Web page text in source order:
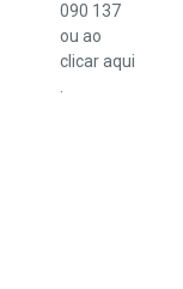
090 137
ou ao
clicaraqui